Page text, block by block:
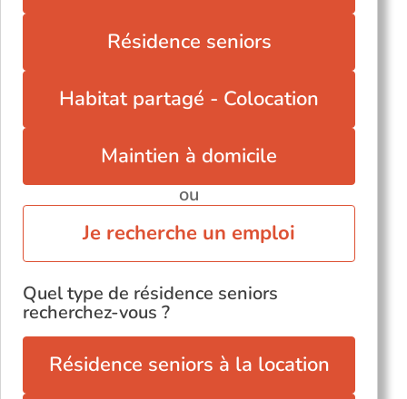
Résidence seniors
Habitat partagé - Colocation
Maintien à domicile
ou
Je recherche un emploi
Quel type de résidence seniors
recherchez-vous ?
Résidence seniors à la location